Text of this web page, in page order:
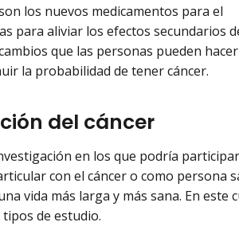
los nuevos medicamentos para el
para aliviar los efectos secundarios
que las personas pueden hacer
la probabilidad de tener cáncer.
del cáncer
en los que podría
con el cáncer o como persona
vida más larga y más sana. En este
de estudio.